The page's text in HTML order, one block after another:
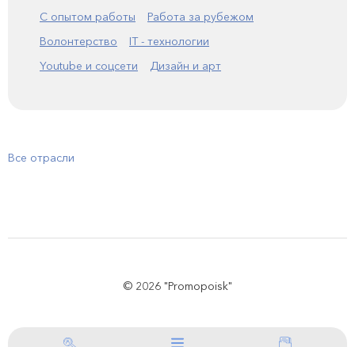
С опытом работы
Работа за рубежом
Волонтерство
IT - технологии
Youtube и соцсети
Дизайн и арт
Все отрасли
© 2026 "Promopoisk"